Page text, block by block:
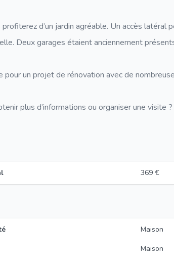
profiterez d’un jardin agréable. Un accès
Deux garages étaient anciennement
pour un projet de rénovation avec de
plus d’informations ou organiser une
369 €
Maison
Maison